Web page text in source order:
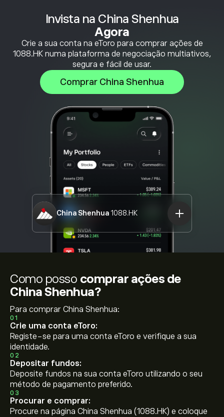
Invista na China Shenhua
Agora
Crie a sua conta na eToro para comprar ações de
1088.HK numa plataforma de negociação multiativos,
segura e fácil de usar.
Comprar China Shenhua
China Shenhua 1088.HK
Como posso comprar ações de
China Shenhua?
Para comprar China Shenhua:
01
Crie uma conta eToro:
Registe-se para uma conta eToro e verifique a sua
identidade.
02
Depositar fundos:
Deposite fundos na sua conta eToro utilizando o seu
método de pagamento preferido.
03
Procurar e comprar:
Procure na página China Shenhua (1088.HK) e coloque